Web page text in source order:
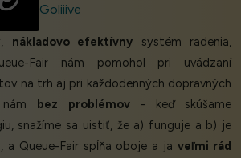
Goliiive
nákladovo efektívny systém radenia,
Fair nám pomohol pri uvádzaní
na trh aj pri každodenných dopravných
nám bez problémov- keď skúšame
snažíme sa uistiť, že a) funguje a b) je
a Queue-Fair spĺňa oboje a javeľmi rád